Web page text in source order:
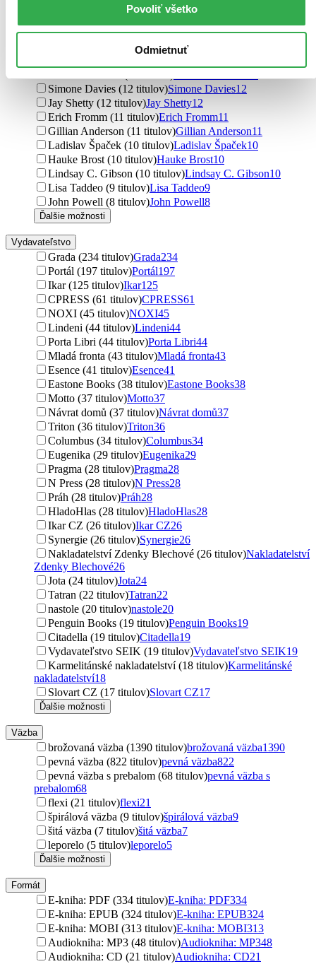
Povoliť všetko
Odmietnuť
David Gruber (15 titulov)David Gruber
David Deida (15 titulov)David Deida15
Marek Herman (14 titulov)Marek Herman
Simone Davies (12 titulov)Simone Davies12
Jay Shetty (12 titulov)Jay Shetty12
Erich Fromm (11 titulov)Erich Fromm11
Gillian Anderson (11 titulov)Gillian Anderson11
Ladislav Špaček (10 titulov)Ladislav Špaček10
Hauke Brost (10 titulov)Hauke Brost10
Lindsay C. Gibson (10 titulov)Lindsay C. Gibson10
Lisa Taddeo (9 titulov)Lisa Taddeo9
John Powell (8 titulov)John Powell8
Ďalšie možnosti
Vydavateľstvo
Grada (234 titulov)Grada234
Portál (197 titulov)Portál197
Ikar (125 titulov)Ikar125
CPRESS (61 titulov)CPRESS61
NOXI (45 titulov)NOXI45
Lindeni (44 titulov)Lindeni44
Porta Libri (44 titulov)Porta Libri44
Mladá fronta (43 titulov)Mladá fronta43
Esence (41 titulov)Esence41
Eastone Books (38 titulov)Eastone Books38
Motto (37 titulov)Motto37
Návrat domů (37 titulov)Návrat domů37
Triton (36 titulov)Triton36
Columbus (34 titulov)Columbus34
Eugenika (29 titulov)Eugenika29
Pragma (28 titulov)Pragma28
N Press (28 titulov)N Press28
Práh (28 titulov)Práh28
HladoHlas (28 titulov)HladoHlas28
Ikar CZ (26 titulov)Ikar CZ26
Synergie (26 titulov)Synergie26
Nakladatelství Zdenky Blechové (26 titulov)Nakladatelství
Zdenky Blechové26
Jota (24 titulov)Jota24
Tatran (22 titulov)Tatran22
nastole (20 titulov)nastole20
Penguin Books (19 titulov)Penguin Books19
Citadella (19 titulov)Citadella19
Vydavateľstvo SEIK (19 titulov)Vydavateľstvo SEIK19
Karmelitánské nakladatelství (18 titulov)Karmelitánské
nakladatelství18
Slovart CZ (17 titulov)Slovart CZ17
Ďalšie možnosti
Väzba
brožovaná väzba (1390 titulov)brožovaná väzba1390
pevná väzba (822 titulov)pevná väzba822
pevná väzba s prebalom (68 titulov)pevná väzba s
prebalom68
flexi (21 titulov)flexi21
špirálová väzba (9 titulov)špirálová väzba9
šitá väzba (7 titulov)šitá väzba7
leporelo (5 titulov)leporelo5
Ďalšie možnosti
Formát
E-kniha: PDF (334 titulov)E-kniha: PDF334
E-kniha: EPUB (324 titulov)E-kniha: EPUB324
E-kniha: MOBI (313 titulov)E-kniha: MOBI313
Audiokniha: MP3 (48 titulov)Audiokniha: MP348
Audiokniha: CD (21 titulov)Audiokniha: CD21